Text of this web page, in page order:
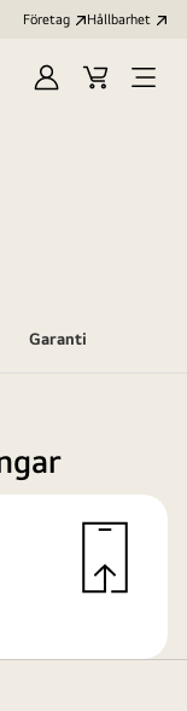
Företag Hållbarhet
LoggaKundvagn
Garanti